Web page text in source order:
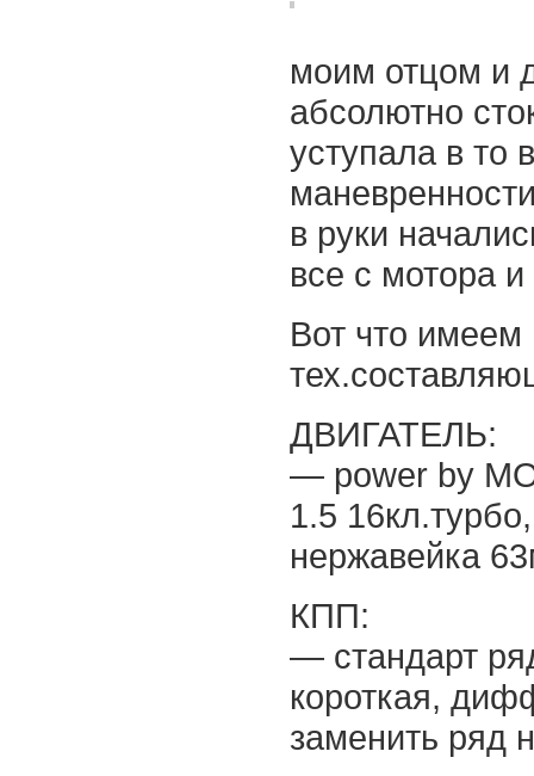
моим отцом и
абсолютно
уступала в то
в руки
все с мотора
Вот что имеем
ДВИГАТЕЛЬ:
— power by
1.5
нержавейка
КПП:
— стандарт
короткая,
заменить ряд